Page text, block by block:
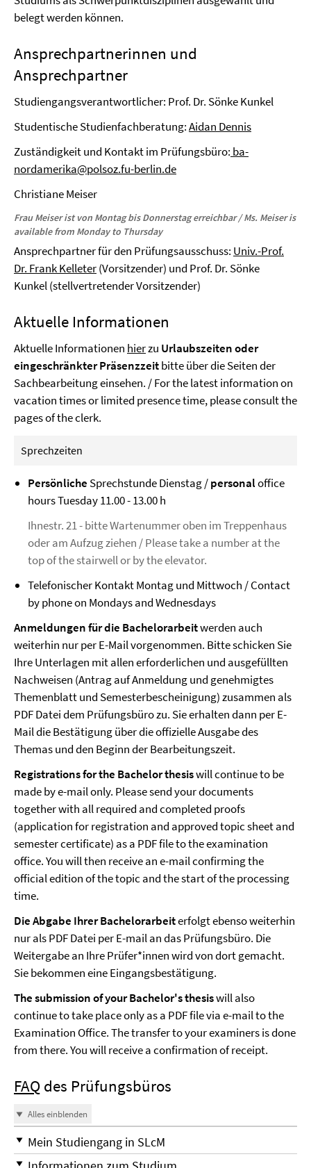
belegt werden können.
Ansprechpartnerinnen und
Ansprechpartner
Studiengangsverantwortlicher: Prof. Dr. Sönke Kunkel
Studentische Studienfachberatung:Aidan Dennis
Zuständigkeit und Kontakt im Prüfungsbüro: ba-
nordamerika@polsoz.fu-berlin.de
Christiane Meiser
Frau Meiser ist von Montag bis Donnerstag erreichbar / Ms. Meiseris
availablefrom Monday to Thursday
Ansprechpartner für den Prüfungsausschuss: Univ.-Prof.
Dr. Frank Kelleter(Vorsitzender) und Prof. Dr. Sönke
Kunkel (stellvertretender Vorsitzender)
Aktuelle Informationen
Aktuelle Informationen hierzu Urlaubszeiten oder
eingeschränkter Präsenzzeitbitte über die Seiten der
Sachbearbeitung einsehen. / For the latest information on
vacation times or limited presence time, please consult the
pages of the clerk.
Sprechzeiten
Persönliche Sprechstunde Dienstag /personaloffice
hours Tuesday 11.00 - 13.00 h
Ihnestr. 21 - bitte Wartenummer oben im Treppenhaus
oder am Aufzug ziehen / Please take a number at the
top of the stairwell or by the elevator.
Telefonischer Kontakt Montag und Mittwoch / Contact
by phone on Mondays and Wednesdays
Anmeldungen für die Bachelorarbeitwerden auch
weiterhin nur per E-Mail vorgenommen. Bitte schicken Sie
Ihre Unterlagen mit allen erforderlichen und ausgefüllten
Nachweisen (Antrag auf Anmeldung und genehmigtes
Themenblatt und Semesterbescheinigung) zusammen als
PDF Datei dem Prüfungsbüro zu. Sie erhalten dann per E-
Mail die Bestätigung über die offizielle Ausgabe des
Themas und den Beginn der Bearbeitungszeit.
Registrations for the Bachelor thesiswill continue to be
made by e-mail only. Please send your documents
together with all required and completed proofs
(application for registration and approved topic sheet and
semester certificate) as a PDF file to the examination
office. You will then receive an e-mail confirming the
official edition of the topic and the start of the processing
time.
Die Abgabe Ihrer Bachelorarbeiterfolgt ebenso weiterhin
nur als PDF Datei per E-mail an das Prüfungsbüro. Die
Weitergabe an Ihre Prüfer*innen wird von dort gemacht.
Sie bekommen eine Eingangsbestätigung.
The submission of your Bachelor's thesiswill also
continue to take place only as a PDF file via e-mail to the
Examination Office. The transfer to your examiners is done
from there. You will receive a confirmation of receipt.
FAQ des Prüfungsbüros
Alles einblenden
Mein Studiengang in SLcM